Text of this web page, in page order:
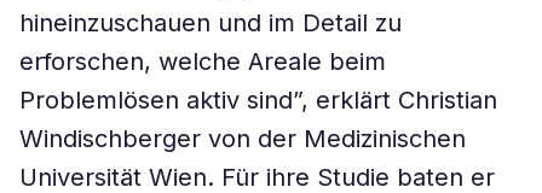
hineinzuschauen und im Detail zu
erforschen, welche Areale beim
Problemlösen aktiv sind”, erklärt Christian
Windischberger von der Medizinischen
Universität Wien. Für ihre Studie baten er